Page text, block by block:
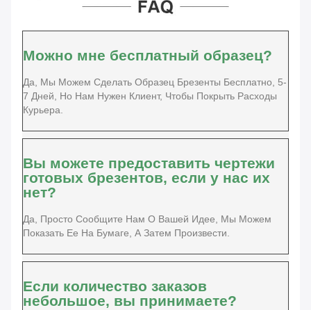
Можно мне бесплатный образец?
Да, Мы Можем Сделать Образец Брезенты Бесплатно, 5-
7 Дней, Но Нам Нужен Клиент, Чтобы Покрыть Расходы
Курьера.
Вы можете предоставить чертежи
готовых брезентов, если у нас их
нет?
Да, Просто Сообщите Нам О Вашей Идее, Мы Можем
Показать Ее На Бумаге, А Затем Произвести.
Если количество заказов
небольшое, вы принимаете?